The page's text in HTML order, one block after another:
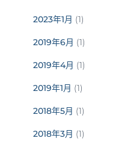
2023年1月 (1)
2019年6月 (1)
2019年4月 (1)
2019年1月 (1)
2018年5月 (1)
2018年3月 (1)